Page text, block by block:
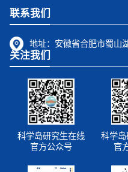
联系我们
地址： 安徽省合肥市蜀山
关注我们
科学岛研究生在线
官方公众号
科学
官